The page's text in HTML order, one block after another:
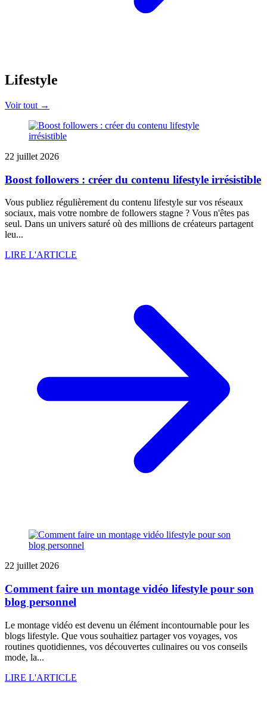
Lifestyle
Voir tout →
22 juillet 2026
Boost followers : créer du contenu lifestyle irrésistible
Vous publiez régulièrement du contenu lifestyle sur vos réseaux
sociaux, mais votre nombre de followers stagne ? Vous n'êtes pas
seul. Dans un univers saturé où des millions de créateurs partagent
leu...
LIRE L'ARTICLE
22 juillet 2026
Comment faire un montage vidéo lifestyle pour son
blog personnel
Le montage vidéo est devenu un élément incontournable pour les
blogs lifestyle. Que vous souhaitiez partager vos voyages, vos
routines quotidiennes, vos découvertes culinaires ou vos conseils
mode, la...
LIRE L'ARTICLE